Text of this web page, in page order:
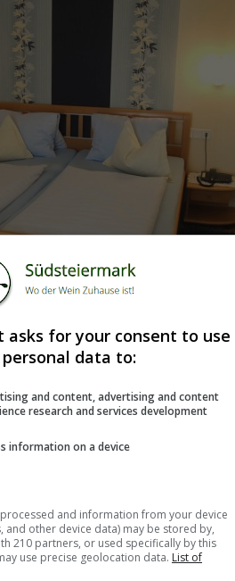
asks for your consent to use
data to:
and content, advertising and content
research and services development
information on a device
and information from your device
and other device data) may be stored by,
210 partners, or used specifically by this
use precise geolocation data. List of